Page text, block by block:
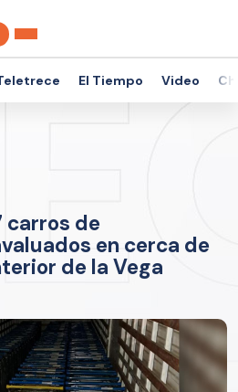
El Tiempo Video
carros de
en cerca de
de la Vega